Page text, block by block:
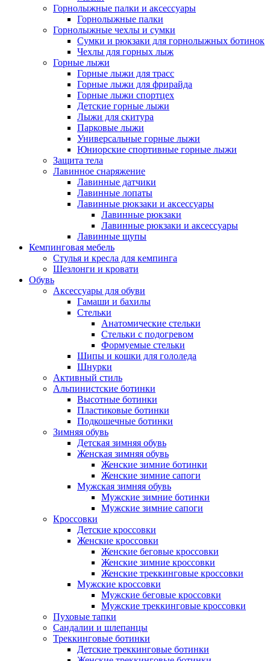
Горнолыжные палки и аксессуары
Горнолыжные палки
Горнолыжные чехлы и сумки
Сумки и рюкзаки для горнолыжных ботинок
Чехлы для горных лыж
Горные лыжи
Горные лыжи для трасс
Горные лыжи для фрирайда
Горные лыжи спортцех
Детские горные лыжи
Лыжи для скитура
Парковые лыжи
Универсальные горные лыжи
Юниорские спортивные горные лыжи
Защита тела
Лавинное снаряжение
Лавинные датчики
Лавинные лопаты
Лавинные рюкзаки и аксессуары
Лавинные рюкзаки
Лавинные рюкзаки и аксессуары
Лавинные щупы
Кемпинговая мебель
Стулья и кресла для кемпинга
Шезлонги и кровати
Обувь
Аксессуары для обуви
Гамаши и бахилы
Стельки
Анатомические стельки
Стельки с подогревом
Формуемые стельки
Шипы и кошки для гололеда
Шнурки
Активный стиль
Альпинистские ботинки
Высотные ботинки
Пластиковые ботинки
Подкошечные ботинки
Зимняя обувь
Детская зимняя обувь
Женская зимняя обувь
Женские зимние ботинки
Женские зимние сапоги
Мужская зимняя обувь
Мужские зимние ботинки
Мужские зимние сапоги
Кроссовки
Детские кроссовки
Женские кроссовки
Женские беговые кроссовки
Женские зимние кроссовки
Женские треккинговые кроссовки
Мужские кроссовки
Мужские беговые кроссовки
Мужские треккинговые кроссовки
Пуховые тапки
Сандалии и шлепанцы
Треккинговые ботинки
Детские треккинговые ботинки